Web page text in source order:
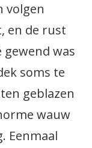
volgen
en de rust
gewend was
soms te
geblazen
wauw
Eenmaal